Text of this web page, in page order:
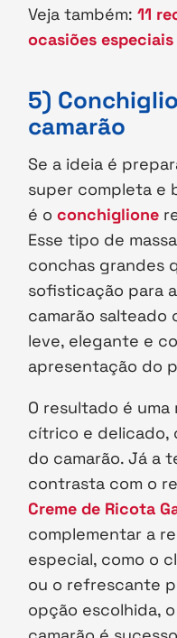
Veja também:11
ocasiões especiais
5)
camarão
Se a ideia é
super completa e
é oconchiglione
Esse tipo de
conchas grandes
sofisticação para
camarão salteado
leve, elegante e
apresentação do
O resultado é
cítrico e delicado,
do camarão. Já a
contrasta com o
Creme de Ricota
complementar a
especial, como o
ou o refrescante
opção escolhida,